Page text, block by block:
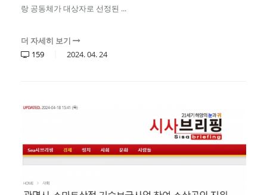
랑 공동체가 대상자로 선정된 ...
더 자세히 보기
159
2024.04.24